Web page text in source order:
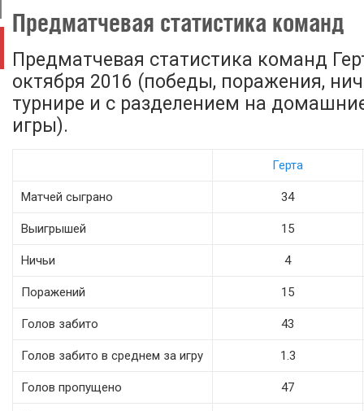
Предматчевая статистика команд
Предматчевая статистика команд
октября 2016 (победы, поражения,
турнире и с разделением на
игры).
Герта
Матчей сыграно 34
Выигрышей 15
Ничьи 4
Поражений 15
Голов забито 43
Голов забито в среднем за игру 1.3
Голов пропущено 47